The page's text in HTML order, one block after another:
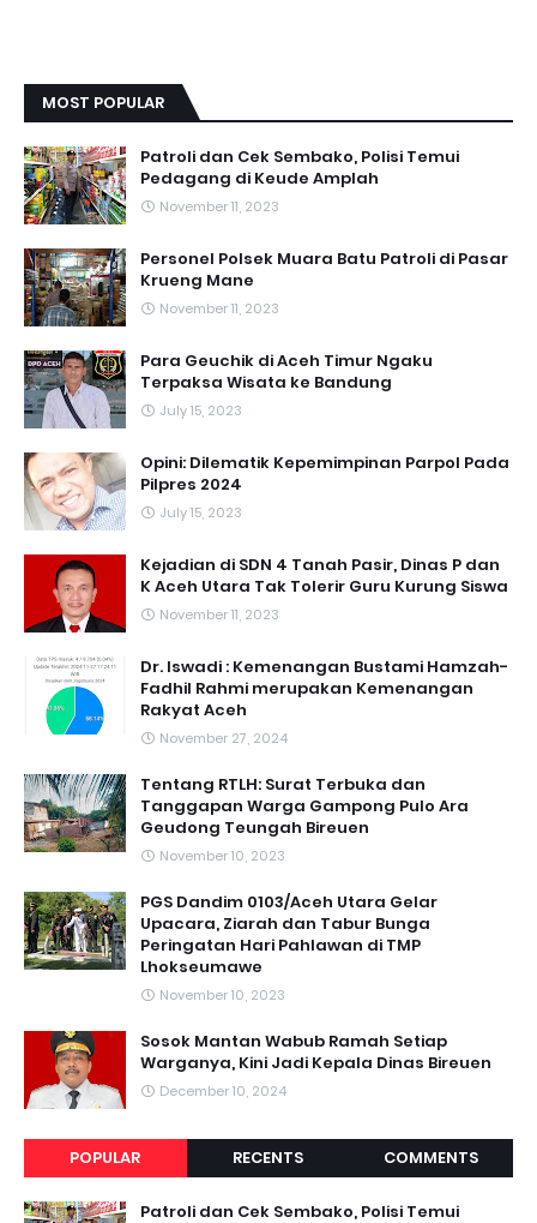
MOST POPULAR
Patroli dan Cek Sembako, Polisi Temui
Pedagang di Keude Amplah
November 11, 2023
Personel Polsek Muara Batu Patroli di Pasar
Krueng Mane
November 11, 2023
Para Geuchik di Aceh Timur Ngaku
Terpaksa Wisata ke Bandung
July 15, 2023
Opini: Dilematik Kepemimpinan Parpol Pada
Pilpres 2024
July 15, 2023
Kejadian di SDN 4 Tanah Pasir, Dinas P dan
K Aceh Utara Tak Tolerir Guru Kurung Siswa
November 11, 2023
Dr. Iswadi : Kemenangan Bustami Hamzah-
Fadhil Rahmi merupakan Kemenangan
Rakyat Aceh
November 27, 2024
Tentang RTLH: Surat Terbuka dan
Tanggapan Warga Gampong Pulo Ara
Geudong Teungah Bireuen
November 10, 2023
PGS Dandim 0103/Aceh Utara Gelar
Upacara, Ziarah dan Tabur Bunga
Peringatan Hari Pahlawan di TMP
Lhokseumawe
November 10, 2023
Sosok Mantan Wabub Ramah Setiap
Warganya, Kini Jadi Kepala Dinas Bireuen
December 10, 2024
POPULAR RECENTS COMMENTS
Patroli dan Cek Sembako, Polisi Temui